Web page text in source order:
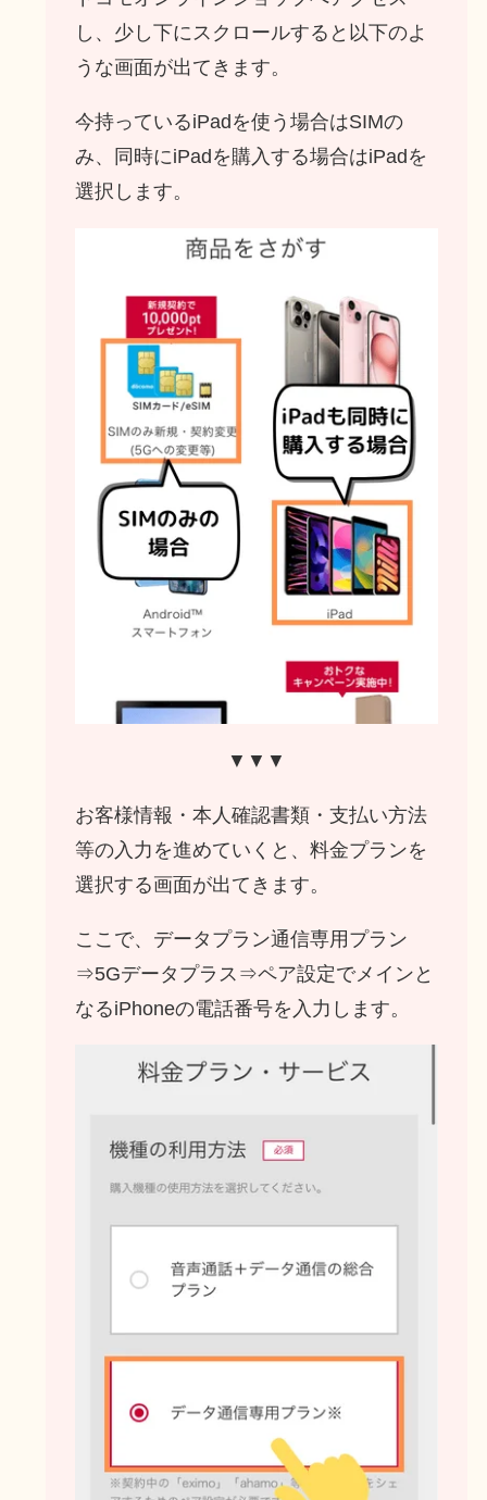
し、少し下にスクロールすると以下のよ
うな画面が出てきます。
今持っているiPadを使う場合はSIMの
み、同時にiPadを購入する場合はiPadを
選択します。
▼▼▼
お客様情報・本人確認書類・支払い方法
等の入力を進めていくと、料金プランを
選択する画面が出てきます。
ここで、データプラン通信専用プラン
⇒5Gデータプラス⇒ペア設定でメインと
なるiPhoneの電話番号を入力します。